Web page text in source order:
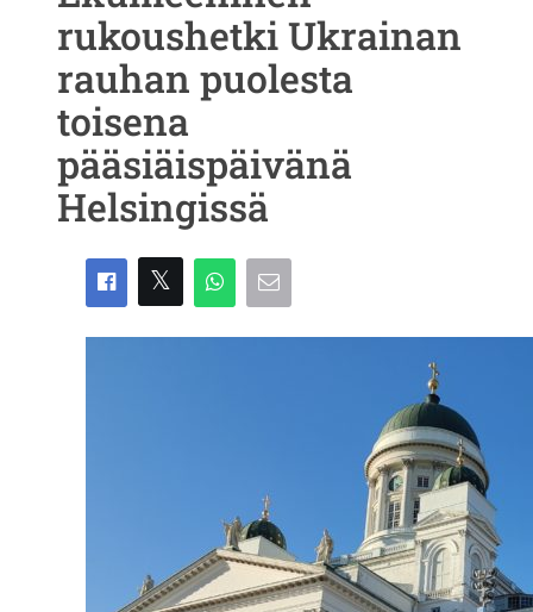
rukoushetki Ukrainan
rauhan puolesta
toisena
pääsiäispäivänä
Helsingissä